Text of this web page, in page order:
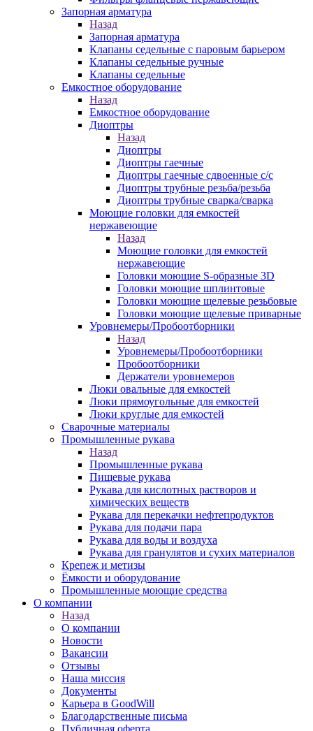
Запорная арматура
Назад
Запорная арматура
Клапаны седельные с паровым барьером
Клапаны седельные ручные
Клапаны седельные
Емкостное оборудование
Назад
Емкостное оборудование
Диоптры
Назад
Диоптры
Диоптры гаечные
Диоптры гаечные сдвоенные c/c
Диоптры трубные резьба/резьба
Диоптры трубные сварка/сварка
Моющие головки для емкостей
нержавеющие
Назад
Моющие головки для емкостей
нержавеющие
Головки моющие S-образные 3D
Головки моющие шплинтовые
Головки моющие щелевые резьбовые
Головки моющие щелевые приварные
Уровнемеры/Пробоотборники
Назад
Уровнемеры/Пробоотборники
Пробоотборники
Держатели уровнемеров
Люки овальные для емкостей
Люки прямоугольные для емкостей
Люки круглые для емкостей
Сварочные материалы
Промышленные рукава
Назад
Промышленные рукава
Пищевые рукава
Рукава для кислотных растворов и
химических веществ
Рукава для перекачки нефтепродуктов
Рукава для подачи пара
Рукава для воды и воздуха
Рукава для гранулятов и сухих материалов
Крепеж и метизы
Ёмкости и оборудование
Промышленные моющие средства
О компании
Назад
О компании
Новости
Вакансии
Отзывы
Наша миссия
Документы
Карьера в GoodWill
Благодарственные письма
Публичная оферта